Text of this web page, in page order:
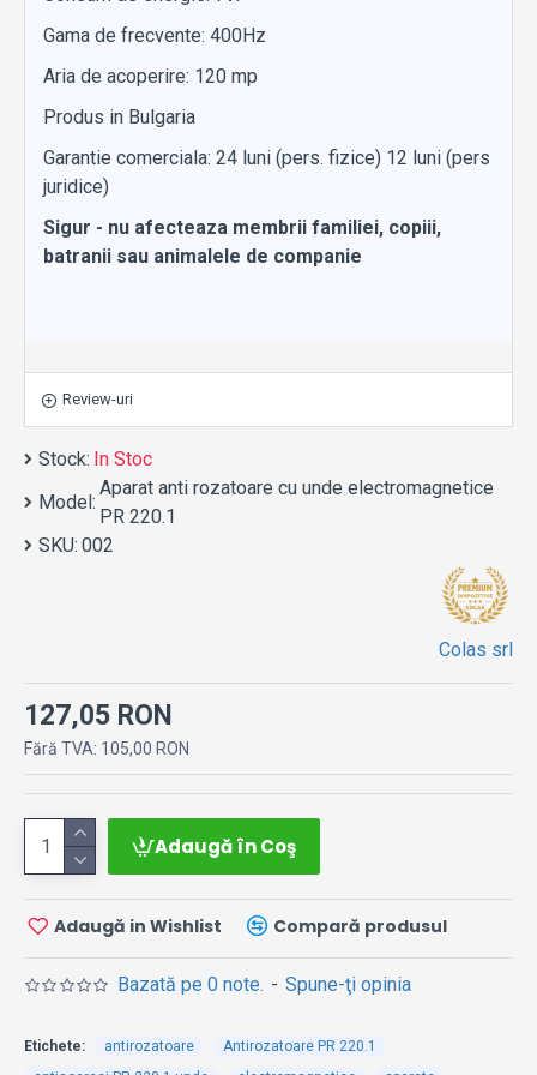
Gama de frecvente: 400Hz
Aria de acoperire: 120 mp
Produs in Bulgaria
Garantie comerciala: 24 luni (pers. fizice) 12 luni (pers
juridice)
Sigur - nu afecteaza membrii familiei, copiii,
batranii sau animalele de companie
Review-uri
Stock: In Stoc
Model:
Aparat anti rozatoare cu unde electromagnetice
PR 220.1
SKU: 002
Colas srl
Bazată pe 0 note. - Spune-ţi opinia
127,05 RON
Fără TVA: 105,00 RON
Adaugă în Coş
Adaugă in Wishlist Compară produsul
Etichete: antirozatoare
Antirozatoare PR 220.1